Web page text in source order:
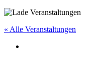
« Alle Veranstaltungen